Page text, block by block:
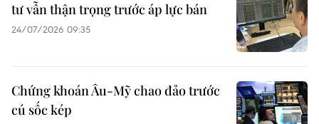
tư vẫn thận trọng trước áp lực bán
24/07/2026 09:35
Chứng khoán Âu-Mỹ chao đảo trước
cú sốc kép